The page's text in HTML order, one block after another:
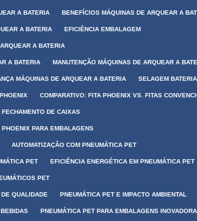
A BATERIA BENEFÍCIOS MÁQUINAS DE ARQUEAR A
A BATERIA EFICIÊNCIA EMBALAGEM
A BATERIA
A BATERIA MANUTENÇÃO MÁQUINAS DE ARQUEAR A
MÁQUINAS DE ARQUEAR A BATERIA SELAGEM BATERIA
COMPARATIVO: FITA PHOENIX VS. FITAS
DE CAIXAS
PARA EMBALAGENS
AUTOMATIZAÇÃO COM PNEUMÁTICA PET
PET EFICIÊNCIA ENERGÉTICA EM PNEUMÁTICA PET
PET
QUALIDADE PNEUMÁTICA PET E IMPACTO AMBIENTAL
PNEUMÁTICA PET PARA EMBALAGENS